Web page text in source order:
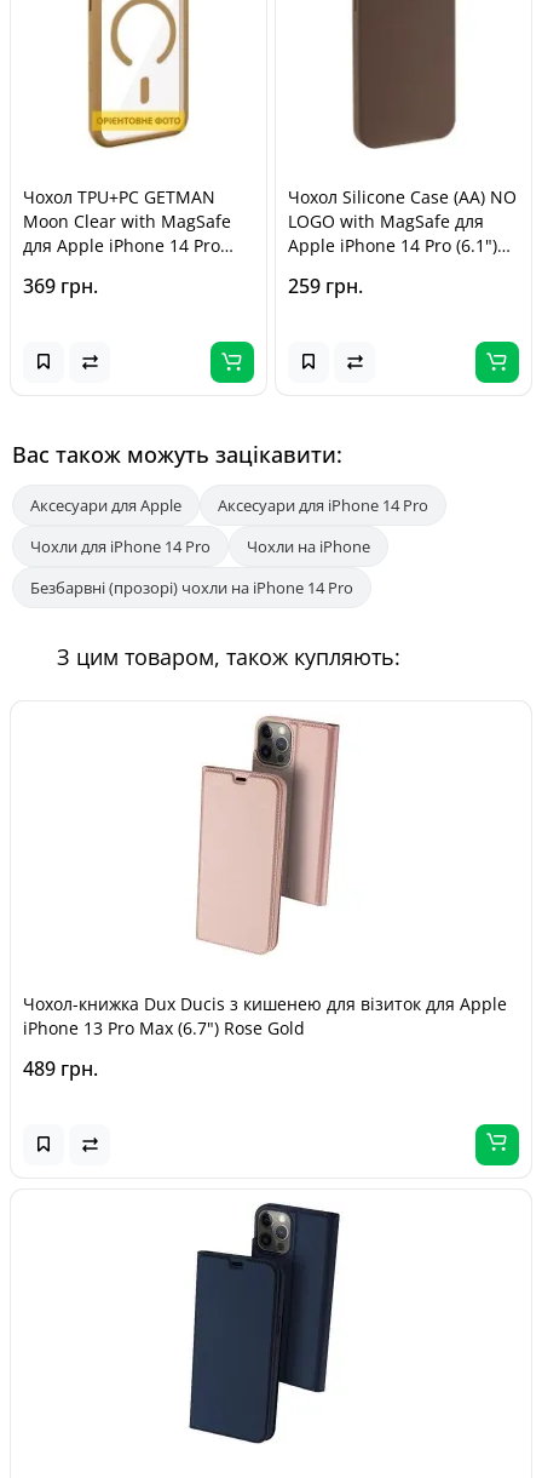
Чохол TPU+PC GETMAN
Moon Clear with MagSafe
для Apple iPhone 14 Pro
369 грн.
Чохол Silicone Case (AA) NO
LOGO with MagSafe для
Apple iPhone 14 Pro (6.1")
259 грн.
Вас також можуть зацікавити:
Аксесуари для Apple
Аксесуари для iPhone 14 Pro
Чохли для iPhone 14 Pro
Чохли на iPhone
Безбарвні (прозорі) чохли на iPhone 14 Pro
З цим товаром, також купляють:
Чохол-книжка Dux Ducis з кишенею для візиток для Apple
iPhone 13 Pro Max (6.7") Rose Gold
489 грн.